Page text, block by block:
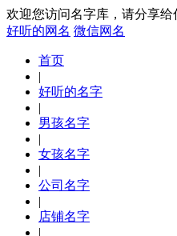
欢迎您访问名字库，请分享给
好听的网名 微信网名
首页
|
好听的名字
|
男孩名字
|
女孩名字
|
公司名字
|
店铺名字
|